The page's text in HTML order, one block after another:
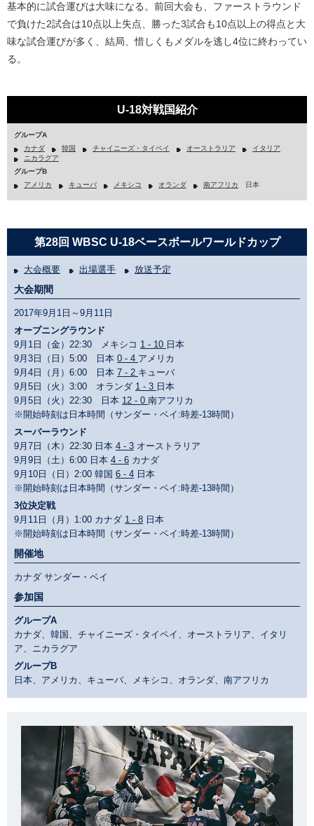
基本的に試合運びは大味になる。前回大会も、ファーストラウンド
で負けた2試合は10点以上失点、勝った3試合も10点以上の得点と大
味な試合運びが多く、結局、惜しくもメダルを逃し4位に終わってい
る。
U-18対戦国紹介
グループA
カナダ
韓国 チャイニーズ・タイペイ オーストラリア
イタリア
ニカラグア
グループB
アメリカ
キューバ メキシコ オランダ 南アフリカ 日本
第28回 WBSC U-18ベースボールワールドカップ
大会概要 出場選手 放送予定
大会期間
2017年9月1日～9月11日
オープニングラウンド
9月1日（金）22:30 メキシコ 1 - 10 日本
9月3日（日）5:00 日本 0 - 4 アメリカ
9月4日（月）6:00 日本 7 - 2 キューバ
9月5日（火）3:00 オランダ 1 - 3 日本
9月5日（火）22:30 日本 12 - 0 南アフリカ
※開始時刻は日本時間（サンダー・ベイ:時差-13時間）
スーパーラウンド
9月7日（木）22:30 日本 4 - 3 オーストラリア
9月9日（土）6:00 日本 4 - 6 カナダ
9月10日（日）2:00 韓国 6 - 4 日本
※開始時刻は日本時間（サンダー・ベイ:時差-13時間）
3位決定戦
9月11日（月）1:00 カナダ 1 - 8 日本
※開始時刻は日本時間（サンダー・ベイ:時差-13時間）
開催地
カナダ サンダー・ベイ
参加国
グループA
カナダ、韓国、チャイニーズ・タイペイ、オーストラリア、イタリ
ア、ニカラグア
グループB
日本、アメリカ、キューバ、メキシコ、オランダ、南アフリカ